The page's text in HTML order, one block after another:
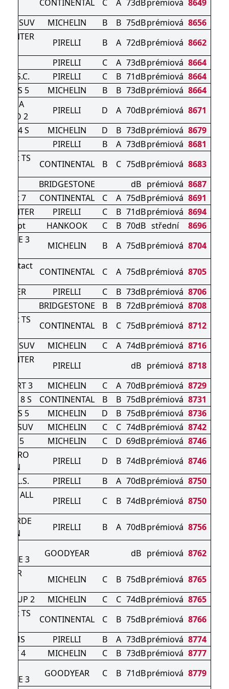
CONTINENTAL C A 73dBprémiová 8649
4 SUV
MICHELIN B B 75dBprémiová 8656
WINTER
PIRELLI B A 72dBprémiová 8662
PIRELLI C A 73dBprémiová 8664
S.C.
PIRELLI C B 71dBprémiová 8664
S 5
MICHELIN B B 73dBprémiová 8664
2
PIRELLI D A 70dBprémiová 8671
4 S
MICHELIN D B 73dBprémiová 8679
PIRELLI B A 73dBprémiová 8681
TS
CONTINENTAL B C 75dBprémiová 8683
BRIDGESTONE dB prémiová 8687
7
CONTINENTAL C A 75dBprémiová 8691
WINTER
PIRELLI C B 71dBprémiová 8694
icept
HANKOOK C B 70dB střední
8696
3
MICHELIN B A 75dBprémiová 8704
CONTINENTAL C A 75dBprémiová 8705
PIRELLI C B 73dBprémiová 8706
BRIDGESTONE B B 72dBprémiová 8708
TS
CONTINENTAL B C 75dBprémiová 8712
4 SUV
MICHELIN C A 74dBprémiová 8716
WINTER
PIRELLI dB prémiová 8718
3
MICHELIN C A 70dBprémiová 8729
8 S
CONTINENTAL B B 75dBprémiová 8731
S 5
MICHELIN D B 75dBprémiová 8736
5 SUV
MICHELIN C C 74dBprémiová 8742
5
MICHELIN C D 69dBprémiová 8746
ZERO
PIRELLI D B 74dBprémiová 8746
L.S.
PIRELLI B A 70dBprémiová 8750
P7 ALL
PIRELLI C B 74dBprémiová 8750
VERDE
PIRELLI B A 70dBprémiová 8756
3
GOODYEAR dB prémiová 8762
MICHELIN C B 75dBprémiová 8765
CUP 2
MICHELIN C C 74dBprémiová 8765
TS
CONTINENTAL C B 75dBprémiová 8766
MS
PIRELLI B A 73dBprémiová 8774
4
MICHELIN C B 73dBprémiová 8777
3
GOODYEAR C B 71dBprémiová 8779